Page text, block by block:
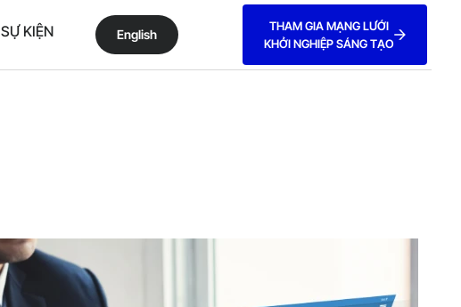
SỰ KIỆN English
THAM GIA MẠNG LƯỚI
KHỞI NGHIỆP SÁNG TẠO